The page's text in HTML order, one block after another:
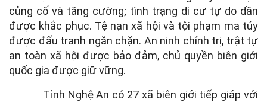
củng cố và tăng cường; tình trạng di cư tự do dần
được khắc phục. Tệ nạn xã hội và tội phạm ma túy
được đấu tranh ngăn chặn. An ninh chính trị, trật tự
an toàn xã hội được bảo đảm, chủ quyền biên giới
quốc gia được giữ vững.
Tỉnh Nghệ An có 27 xã biên giới tiếp giáp với